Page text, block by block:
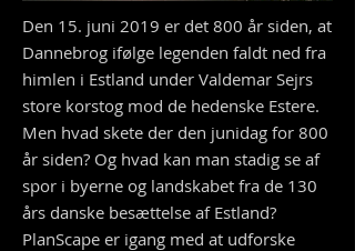
Den 15. juni 2019 er det 800 år siden, at
Dannebrog ifølge legenden faldt ned fra
himlen i Estland under Valdemar Sejrs
store korstog mod de hedenske Estere.
Men hvad skete der den junidag for 800
år siden? Og hvad kan man stadig se af
spor i byerne og landskabet fra de 130
års danske besættelse af Estland?
PlanScape er igang med at udforske